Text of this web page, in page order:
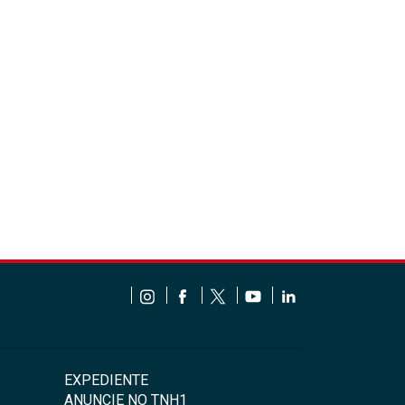
EXPEDIENTE
ANUNCIE NO TNH1